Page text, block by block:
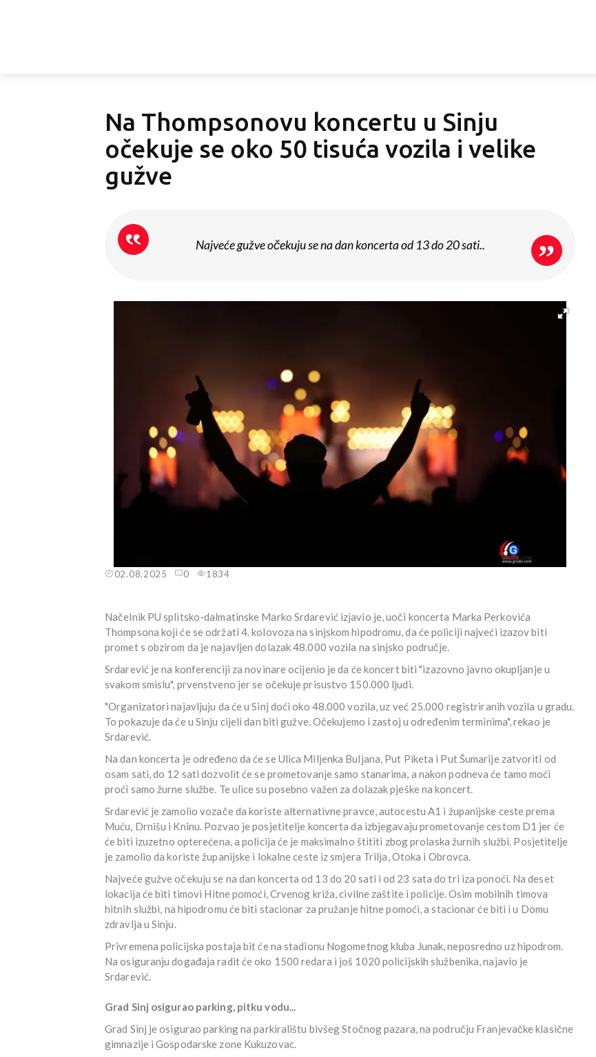
Na Thompsonovu koncertu u Sinju
očekuje se oko 50 tisuća vozila i velike
gužve
Najveće gužve očekuju se na dan koncerta od 13 do 20 sati..
02.08.2025 0 1834
Načelnik PU splitsko-dalmatinske Marko Srdarević izjavio je, uoči koncerta Marka Perkovića
Thompsona koji će se održati 4. kolovoza na sinjskom hipodromu, da će policiji najveći izazov biti
promet s obzirom da je najavljen dolazak 48.000 vozila na sinjsko područje.
Srdarević je na konferenciji za novinare ocijenio je da će koncert biti "izazovno javno okupljanje u
svakom smislu", prvenstveno jer se očekuje prisustvo 150.000 ljudi.
"Organizatori najavljuju da će u Sinj doći oko 48.000 vozila, uz već 25.000 registriranih vozila u gradu.
To pokazuje da će u Sinju cijeli dan biti gužve. Očekujemo i zastoj u određenim terminima", rekao je
Srdarević.
Na dan koncerta je određeno da će se Ulica Miljenka Buljana, Put Piketa i Put Šumarije zatvoriti od
osam sati, do 12 sati dozvolit će se prometovanje samo stanarima, a nakon podneva će tamo moći
proći samo žurne službe. Te ulice su posebno važen za dolazak pješke na koncert.
Srdarević je zamolio vozače da koriste alternativne pravce, autocestu A1 i županijske ceste prema
Muću, Drnišu i Kninu. Pozvao je posjetitelje koncerta da izbjegavaju prometovanje cestom D1 jer će
će biti izuzetno opterećena, a policija će je maksimalno štititi zbog prolaska žurnih službi. Posjetitelje
je zamolio da koriste županijske i lokalne ceste iz smjera Trilja, Otoka i Obrovca.
Najveće gužve očekuju se na dan koncerta od 13 do 20 sati i od 23 sata do tri iza ponoći. Na deset
lokacija će biti timovi Hitne pomoći, Crvenog križa, civilne zaštite i policije. Osim mobilnih timova
hitnih službi, na hipodromu će biti stacionar za pružanje hitne pomoći, a stacionar će biti i u Domu
zdravlja u Sinju.
Privremena policijska postaja bit će na stadionu Nogometnog kluba Junak, neposredno uz hipodrom.
Na osiguranju događaja radit će oko 1500 redara i još 1020 policijskih službenika, najavio je
Srdarević.
Grad Sinj osigurao parking, pitku vodu...
Grad Sinj je osigurao parking na parkiralištu bivšeg Stočnog pazara, na području Franjevačke klasične
gimnazije i Gospodarske zone Kukuzovac.